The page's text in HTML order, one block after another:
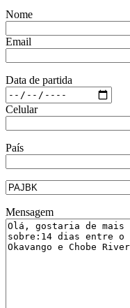
Nome
Email
Data de partida
Celular
País
Mensagem